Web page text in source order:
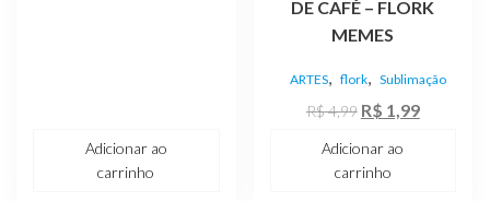
Adicionar ao
carrinho
DE CAFÉ – FLORK
MEMES
ARTES, flork, Sublimação
R$4,99 O
original
R$ 1,99O
Adicionar ao
carrinho